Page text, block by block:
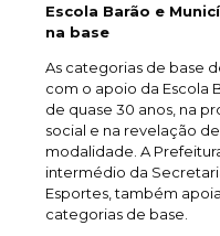
Escola Barão e
na base
As categorias de base
com o apoio da Escola
de quase 30 anos, na
social e na revelação
modalidade. A
intermédio da
Esportes, também
categorias de base.